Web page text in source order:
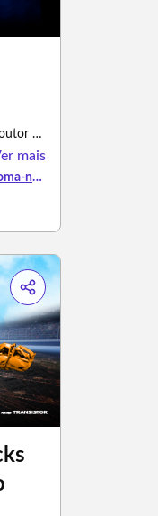
The Baron Pub e Entretenimento, Rua Doutor João Inácio - Porto Alegre/Rio Grande do Sul
mais
https://www.sympla.com.br/evento/sodoma-na-the-baron/3481284